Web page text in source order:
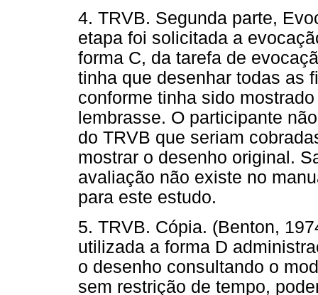
4. TRVB. Segunda parte,
etapa foi solicitada a
forma C, da tarefa de
tinha que desenhar todas as
conforme tinha sido
lembrasse. O participante
do TRVB que seriam
mostrar o desenho original.
avaliação não existe no
para este estudo.
5. TRVB. Cópia. (Benton,
utilizada a forma D
o desenho consultando o
sem restrição de tempo,